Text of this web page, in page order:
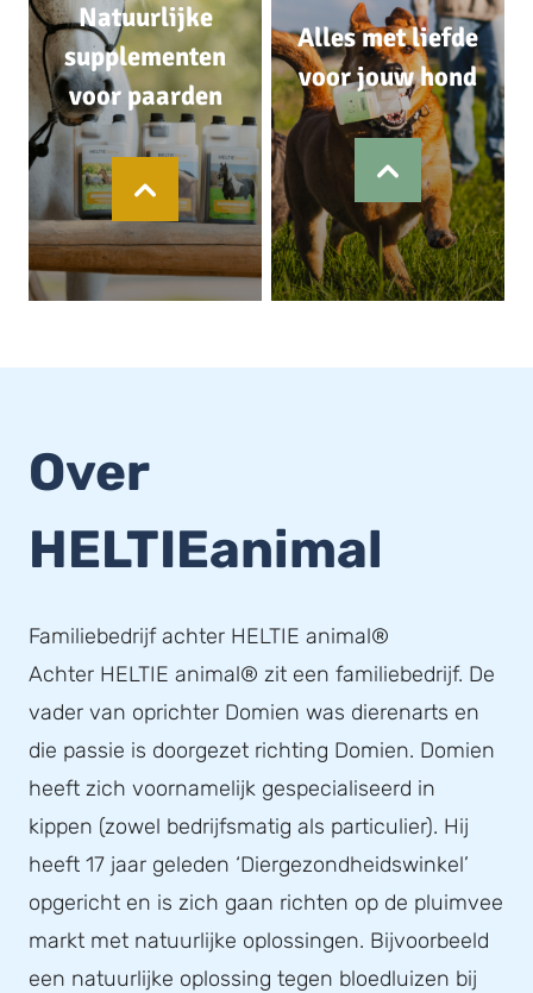
Natuurlijke
supplementen
voor paarden
Alles met liefde
voor jouw hond
Over
HELTIEanimal
Familiebedrijf achter HELTIE animal®
Achter HELTIE animal® zit een familiebedrijf. De
vader van oprichter Domien was dierenarts en
die passie is doorgezet richting Domien. Domien
heeft zich voornamelijk gespecialiseerd in
kippen (zowel bedrijfsmatig als particulier). Hij
heeft 17 jaar geleden ‘Diergezondheidswinkel’
opgericht en is zich gaan richten op de pluimvee
markt met natuurlijke oplossingen. Bijvoorbeeld
een natuurlijke oplossing tegen bloedluizen bij